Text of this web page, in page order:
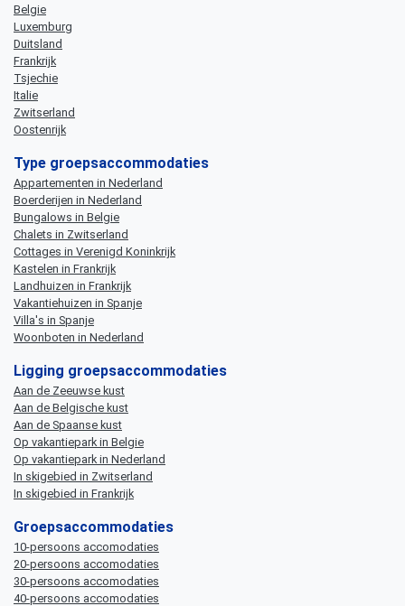
Belgie
Luxemburg
Duitsland
Frankrijk
Tsjechie
Italie
Zwitserland
Oostenrijk
Type groepsaccommodaties
Appartementen in Nederland
Boerderijen in Nederland
Bungalows in Belgie
Chalets in Zwitserland
Cottages in Verenigd Koninkrijk
Kastelen in Frankrijk
Landhuizen in Frankrijk
Vakantiehuizen in Spanje
Villa's in Spanje
Woonboten in Nederland
Ligging groepsaccommodaties
Aan de Zeeuwse kust
Aan de Belgische kust
Aan de Spaanse kust
Op vakantiepark in Belgie
Op vakantiepark in Nederland
In skigebied in Zwitserland
In skigebied in Frankrijk
Groepsaccommodaties
10-persoons accomodaties
20-persoons accomodaties
30-persoons accomodaties
40-persoons accomodaties